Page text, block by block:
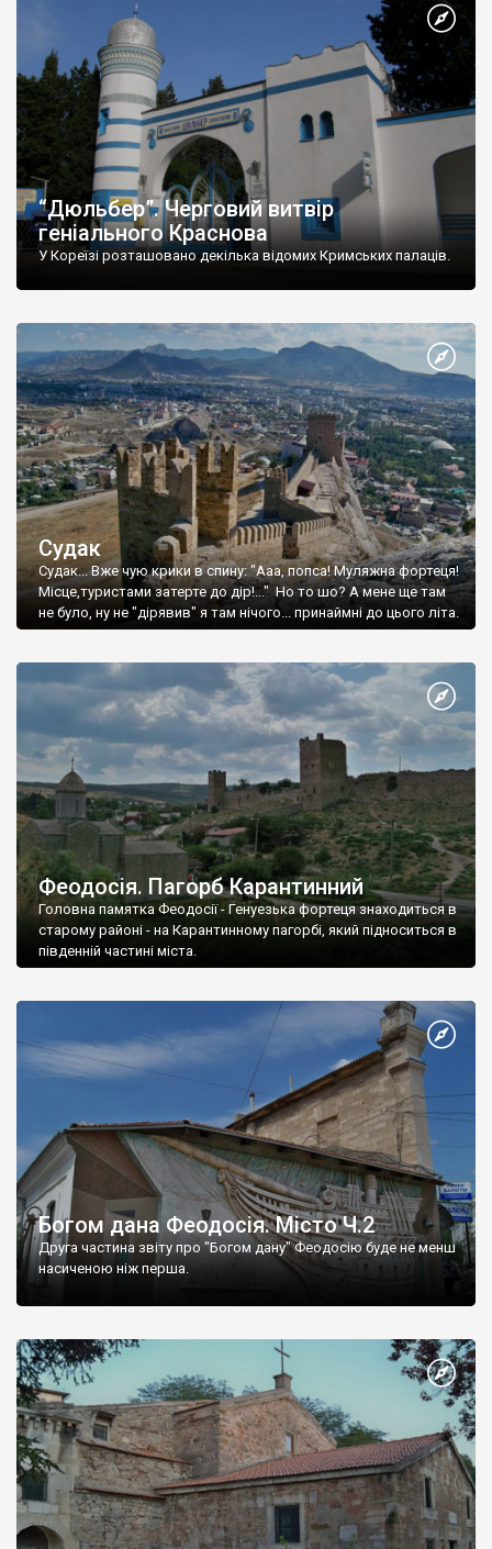
“Дюльбер”. Черговий витвір
геніального Краснова
У Кореїзі розташовано декілька відомих Кримських палаців.
Судак
Судак... Вже чую крики в спину: "Ааа, попса! Муляжна фортеця!
Місце,туристами затерте до дір!..." Но то шо? А мене ще там
не було, ну не "дірявив" я там нічого... принаймні до цього літа.
Феодосія. Пагорб Карантинний
Головна памятка Феодосії - Генуезька фортеця знаходиться в
старому районі - на Карантинному пагорбі, який підноситься в
південній частині міста.
Богом дана Феодосія. Місто Ч.2
Друга частина звіту про "Богом дану" Феодосію буде не менш
насиченою ніж перша.